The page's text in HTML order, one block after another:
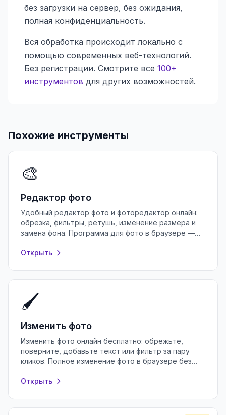
без загрузки на сервер, без ожидания,
полная конфиденциальность.
Вся обработка происходит локально с
помощью современных веб-технологий.
Без регистрации. Смотрите все 100+
инструментов для других возможностей.
Похожие инструменты
🎨
Редактор фото
Удобный редактор фото и фоторедактор онлайн:
обрезка, фильтры, ретушь, изменение размера и
замена фона. Программа для фото в браузере —
Открыть
🖌️
Изменить фото
Изменить фото онлайн бесплатно: обрежьте,
поверните, добавьте текст или фильтр за пару
кликов. Полное изменение фото в браузере без
Открыть